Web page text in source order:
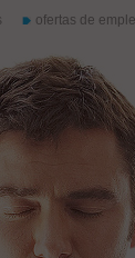
ofertas de